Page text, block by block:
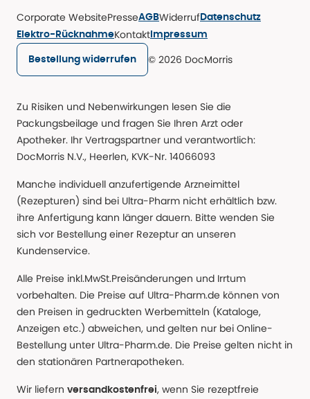
Corporate WebsitePresseAGBWiderruf Datenschutz
Elektro-RücknahmeKontakt Impressum
Bestellung widerrufen © 2026 DocMorris
Zu Risiken und Nebenwirkungen lesen Sie die
Packungsbeilage und fragen Sie Ihren Arzt oder
Apotheker. Ihr Vertragspartner und verantwortlich:
DocMorris N.V., Heerlen, KVK-Nr. 14066093
Manche individuell anzufertigende Arzneimittel
(Rezepturen) sind bei Ultra-Pharm nicht erhältlich bzw.
ihre Anfertigung kann länger dauern. Bitte wenden Sie
sich vor Bestellung einer Rezeptur an unseren
Kundenservice.
Alle Preise inkl.MwSt.Preisänderungen und Irrtum
vorbehalten. Die Preise auf Ultra-Pharm.de können von
den Preisen in gedruckten Werbemitteln (Kataloge,
Anzeigen etc.) abweichen, und gelten nur bei Online-
Bestellung unter Ultra-Pharm.de. Die Preise gelten nicht in
den stationären Partnerapotheken.
Wir liefern versandkostenfrei, wenn Sie rezeptfreie